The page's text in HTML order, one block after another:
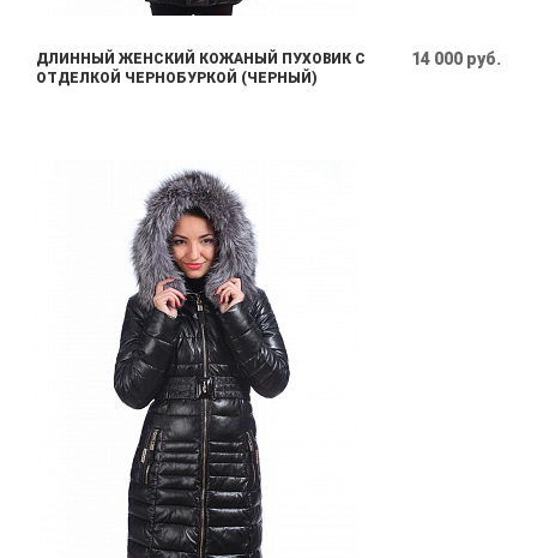
ДЛИННЫЙ ЖЕНСКИЙ КОЖАНЫЙ ПУХОВИК С
ОТДЕЛКОЙ ЧЕРНОБУРКОЙ (ЧЕРНЫЙ)
14 000 руб.